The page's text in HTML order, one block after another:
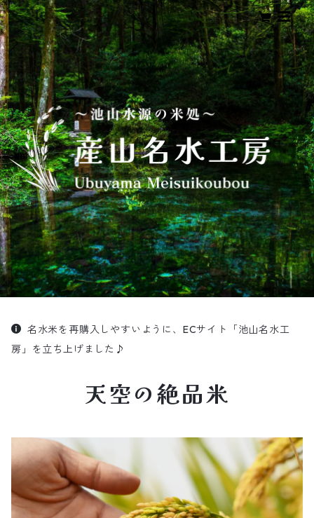
名水米を再購入しやすいように、ECサイト「池山名水工
房」を立ち上げました♪
天空の絶品米